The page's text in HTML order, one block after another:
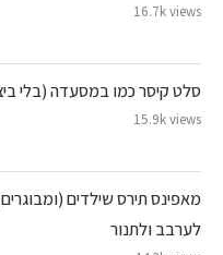
16.7k views
סלט קיסר כמו במסעדה (בלי
15.9k views
מאפינס תירס שילדים
לערבב ולתנור